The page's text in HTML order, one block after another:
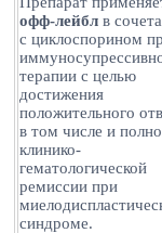
офф-лейбл в
с циклоспорином
терапии с целью
достижения
положительного
в том числе и
клинико-
гематологической
ремиссии при
синдроме.